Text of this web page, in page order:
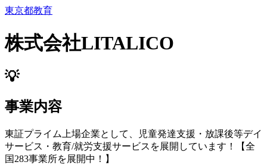
東京都教育
株式会社LITALICO
💡
事業内容
東証プライム上場企業として、児童発達支援・放課後等デイ
サービス・教育/就労支援サービスを展開しています！【全
国283事業所を展開中！】